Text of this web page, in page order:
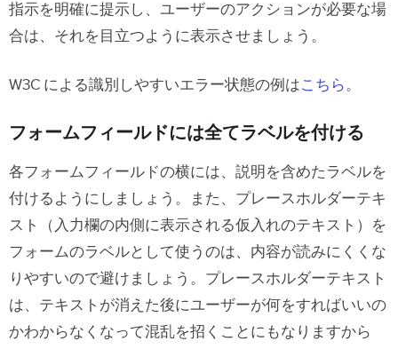
指示を明確に提示し、ユーザーのアクションが必要な場
合は、それを目立つように表示させましょう。
W3C による識別しやすいエラー状態の例はこちら。
フォームフィールドには全てラベルを付ける
各フォームフィールドの横には、説明を含めたラベルを
付けるようにしましょう。また、プレースホルダーテキ
スト（入力欄の内側に表示される仮入れのテキスト） を
フォームのラベルとして使うのは、内容が読みにくくな
りやすいので避けましょう。プレースホルダーテキスト
は、テキストが消えた後にユーザーが何をすればいいの
かわからなくなって混乱を招くことにもなりますから